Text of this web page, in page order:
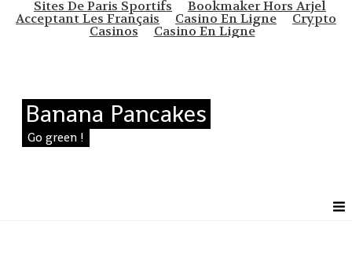
Sites De Paris Sportifs Bookmaker Hors Arjel
Acceptant Les Français Casino En Ligne Crypto
Casinos Casino En Ligne
Banana Pancakes
Go green !